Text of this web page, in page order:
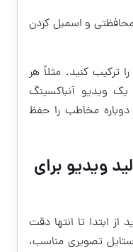
محافظتی و اسمبل کردن
ترکیب کنید. مثلاً هر
ویدیو آنباکسینگ
مخاطب را حفظ
ویدیو برای
ابتدا تا انتها دقت
تصویری مناسب،